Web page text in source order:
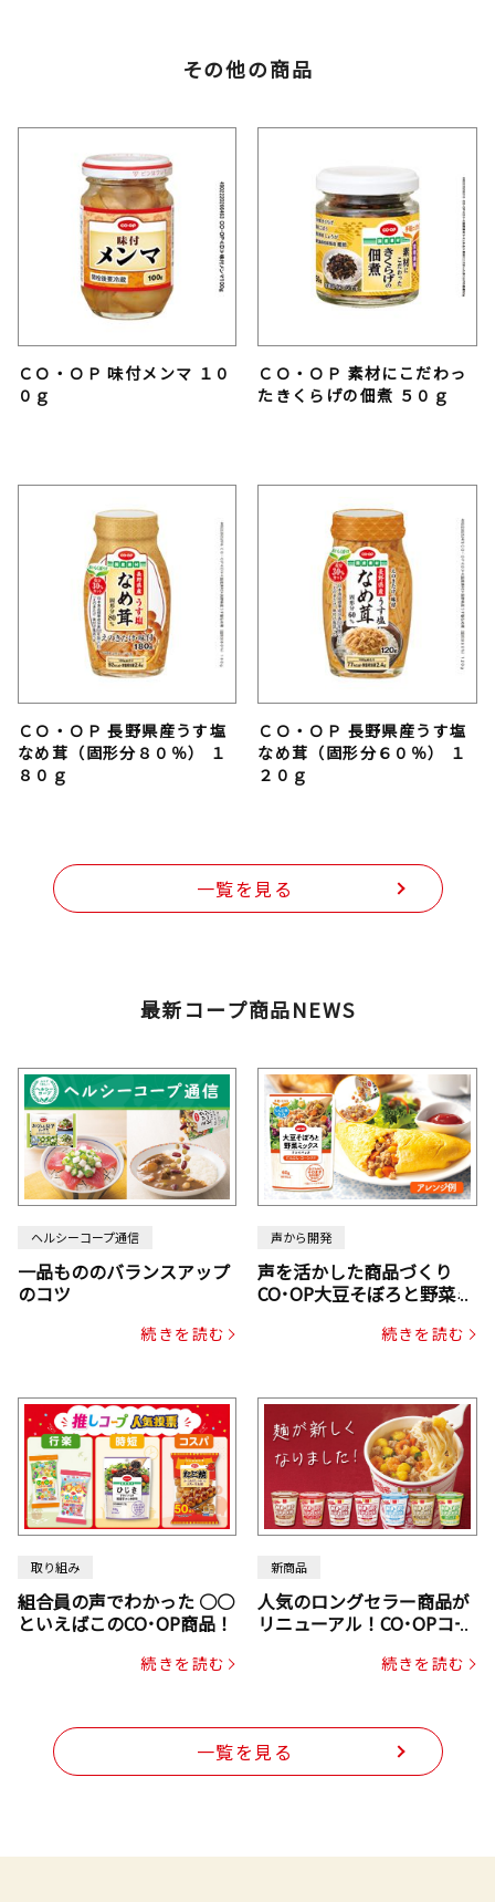
その他の商品
ＣＯ・ＯＰ 味付メンマ １０
０ｇ
ＣＯ・ＯＰ 素材にこだわっ
たきくらげの佃煮 ５０ｇ
ＣＯ・ＯＰ 長野県産うす塩
なめ茸（固形分８０％） １
８０ｇ
ＣＯ・ＯＰ 長野県産うす塩
なめ茸（固形分６０％） １
２０ｇ
一覧を見る
最新コープ商品NEWS
ヘルシーコープ通信
一品もののバランスアップ
のコツ
続きを読む
声から開発
声を活かした商品づくり
CO･OP大豆そぼろと野菜ミ
じん・コーン入り）続きを読む
取り組み
組合員の声でわかった ○○
といえばこのCO･OP商品！
続きを読む
新商品
人気のロングセラー商品が
リニューアル！CO･OPコー
続きを読む
一覧を見る